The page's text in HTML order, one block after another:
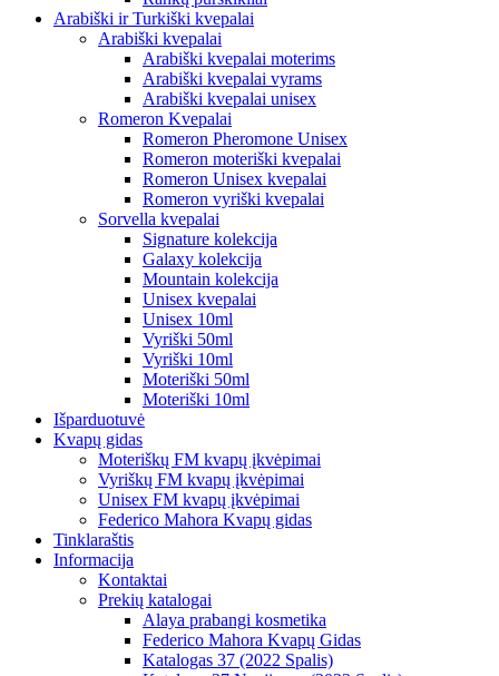
Arabiški ir Turkiški kvepalai
Arabiški kvepalai
Arabiški kvepalai moterims
Arabiški kvepalai vyrams
Arabiški kvepalai unisex
Romeron Kvepalai
Romeron Pheromone Unisex
Romeron moteriški kvepalai
Romeron Unisex kvepalai
Romeron vyriški kvepalai
Sorvella kvepalai
Signature kolekcija
Galaxy kolekcija
Mountain kolekcija
Unisex kvepalai
Unisex 10ml
Vyriški 50ml
Vyriški 10ml
Moteriški 50ml
Moteriški 10ml
Išparduotuvė
Kvapų gidas
Moteriškų FM kvapų įkvėpimai
Vyriškų FM kvapų įkvėpimai
Unisex FM kvapų įkvėpimai
Federico Mahora Kvapų gidas
Tinklaraštis
Informacija
Kontaktai
Prekių katalogai
Alaya prabangi kosmetika
Federico Mahora Kvapų Gidas
Katalogas 37 (2022 Spalis)